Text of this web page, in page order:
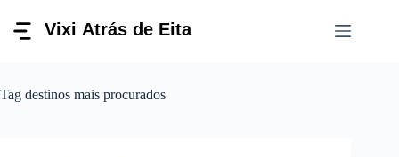
para
Tag destinos mais procurados